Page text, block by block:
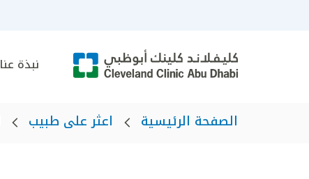
نبذة عنا
الصفحة الرئيسية اعثر على طبيب